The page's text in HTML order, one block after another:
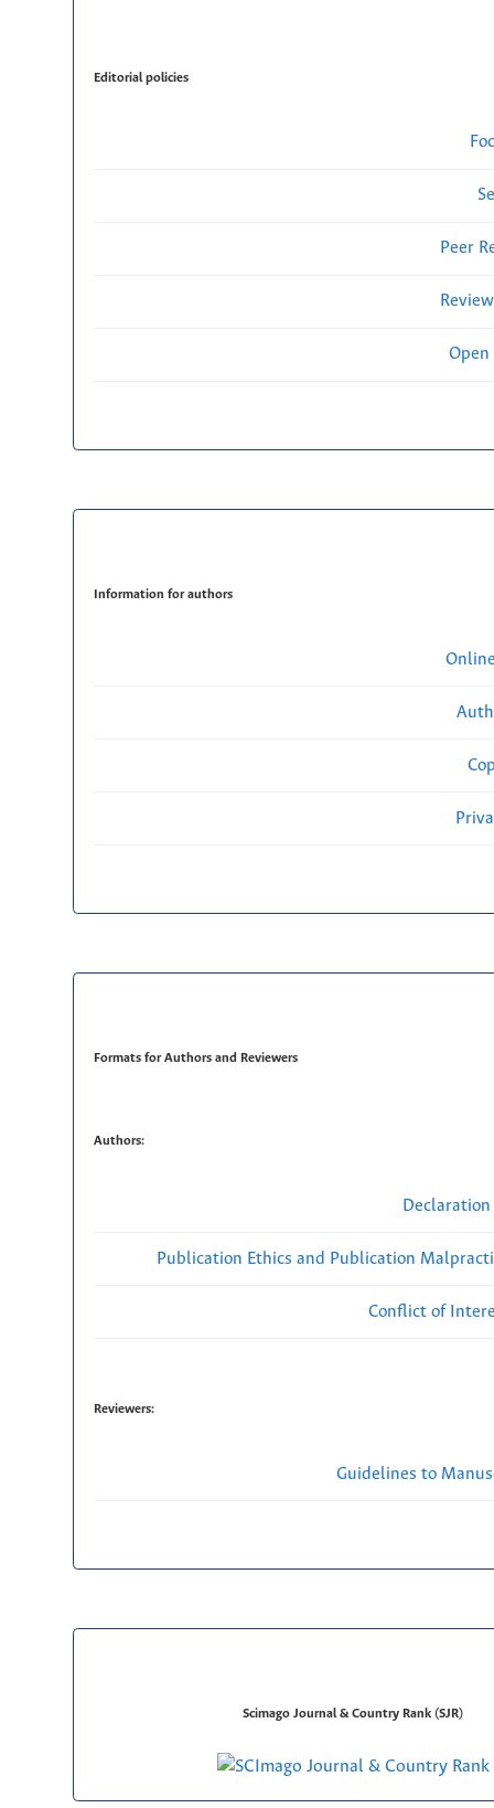
Editorial policies
Peer
Open
Information for authors
Formats for Authors and Reviewers
Authors:
Publication Ethics and Publication
Conflict of
Reviewers:
Guidelines to
Scimago Journal & Country Rank (SJR)